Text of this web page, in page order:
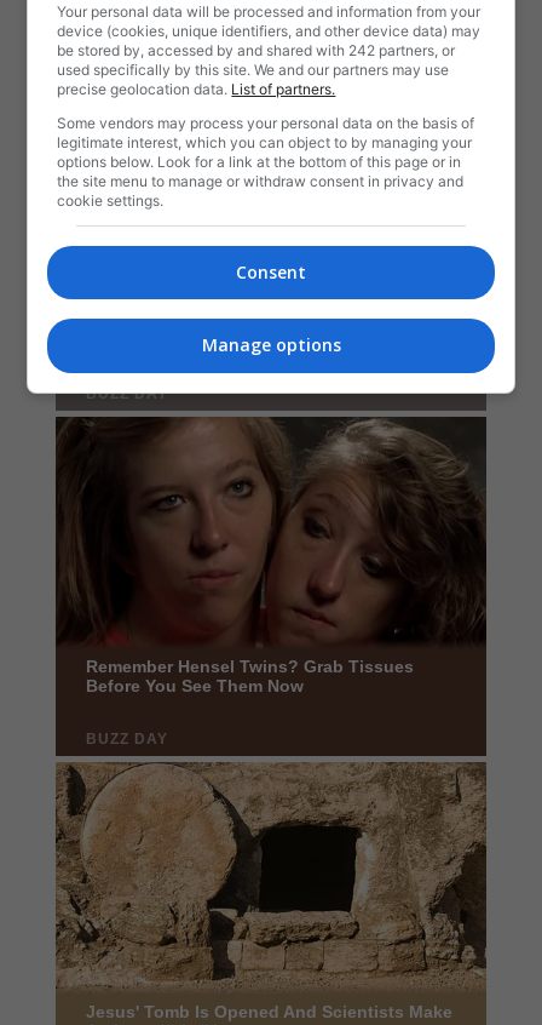
Your personal data will be processed and information from your
device (cookies, unique identifiers, and other device data) may
be stored by, accessed by and shared with 242 partners, or
used specifically by this site. We and our partners may use
precise geolocation data. List of partners.
Some vendors may process your personal data on the basis of
legitimate interest, which you can object to by managing your
options below. Look for a link at the bottom of this page or in
the site menu to manage or withdraw consent in privacy and
cookie settings.
Consent
Manage options